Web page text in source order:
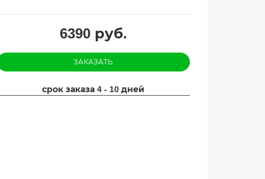
6390руб.
ЗАКАЗАТЬ
срок заказа 4 - 10 дней